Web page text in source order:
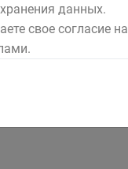
данных.
свое согласие на